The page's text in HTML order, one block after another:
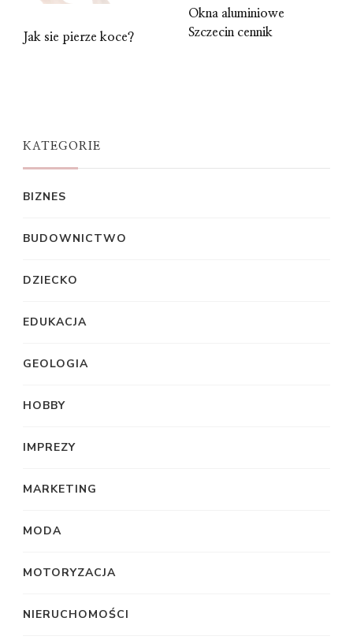
Jak sie pierze koce?
Okna aluminiowe
Szczecin cennik
KATEGORIE
BIZNES
BUDOWNICTWO
DZIECKO
EDUKACJA
GEOLOGIA
HOBBY
IMPREZY
MARKETING
MODA
MOTORYZACJA
NIERUCHOMOŚCI